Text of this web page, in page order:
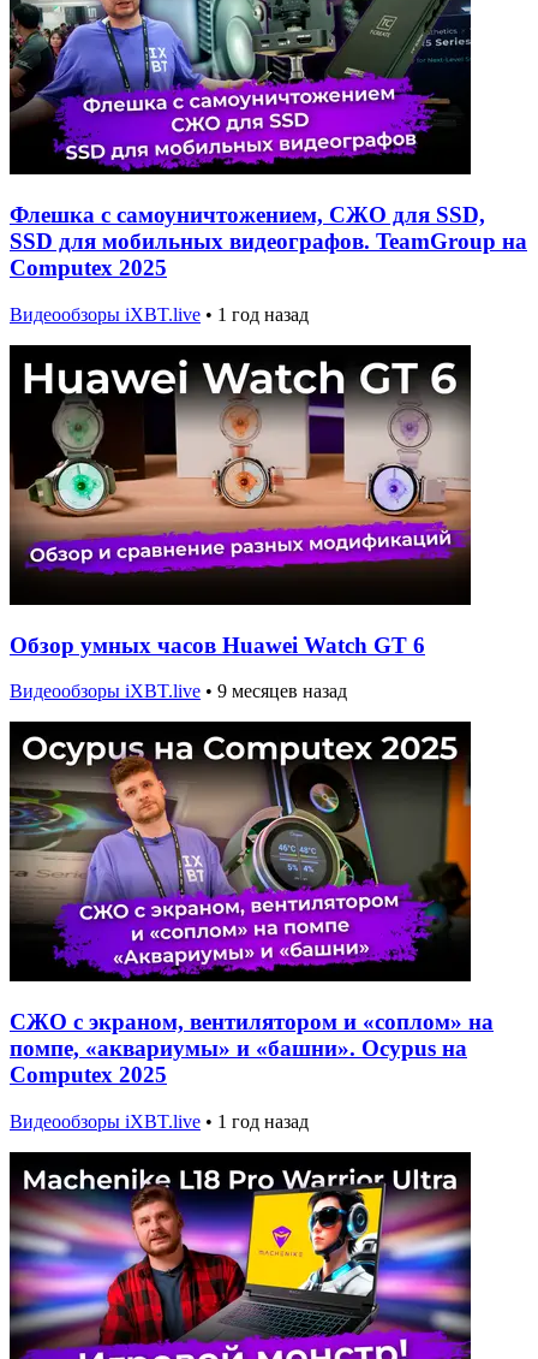
Флешка с самоуничтожением, СЖО для SSD,
SSD для мобильных видеографов. TeamGroup на
Computex 2025
Видеообзоры iXBT.live • 1 год назад
Обзор умных часов Huawei Watch GT 6
Видеообзоры iXBT.live • 9 месяцев назад
СЖО с экраном, вентилятором и «соплом» на
помпе, «аквариумы» и «башни». Ocypus на
Computex 2025
Видеообзоры iXBT.live • 1 год назад